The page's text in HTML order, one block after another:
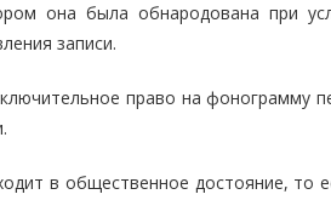
она была обнародована при
записи.
право на фонограмму
в общественное достояние, то